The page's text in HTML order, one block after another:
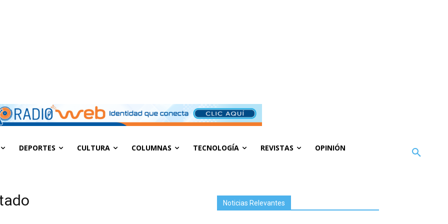
DEPORTES CULTURA COLUMNAS TECNOLOGÍA REVISTAS OPINIÓN
Noticias Relevantes